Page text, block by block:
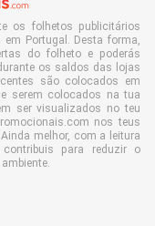
os folhetos publicitários
Portugal. Desta forma,
do folheto e poderás
os saldos das lojas
são colocados em
serem colocados na tua
ser visualizados no teu
nos teus
melhor, com a leitura
para reduzir o